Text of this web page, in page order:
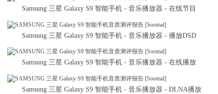
Samsung 三星 Galaxy S9 智能手机 - 音乐播放器 - 在线节目
Samsung 三星 Galaxy S9 智能手机 - 音乐播放器 - 播放DSD
Samsung 三星 Galaxy S9 智能手机 - 音乐播放器 - 在线播放
Samsung 三星 Galaxy S9 智能手机 - 音乐播放器 - DLNA播放